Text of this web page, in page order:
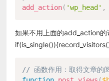
add_action( 'wp_head' ,
如果不用上面的add_action
// 函数作用：取得文章的